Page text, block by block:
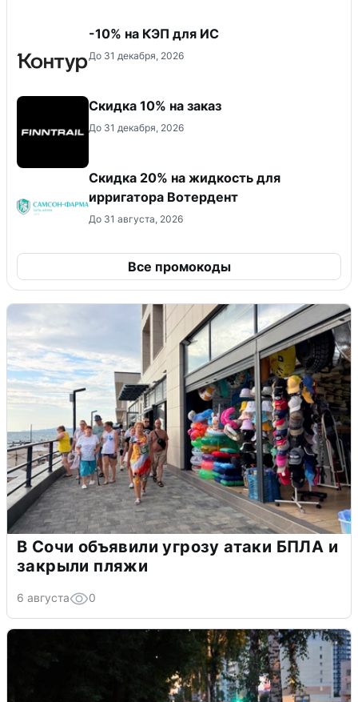
-10% на КЭП для ИС
До 31 декабря, 2026
Скидка 10% на заказ
До 31 декабря, 2026
Скидка 20% на жидкость для
ирригатора Вотердент
До 31 августа, 2026
Все промокоды
В Сочи объявили угрозу атаки БПЛА и
закрыли пляжи
6 августа 0